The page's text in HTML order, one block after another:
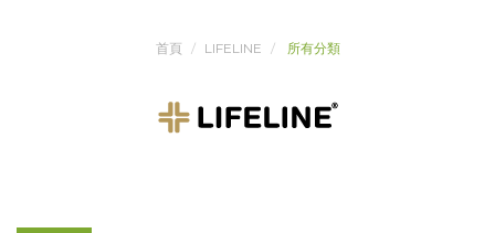
首頁 LIFELINE 所有分類